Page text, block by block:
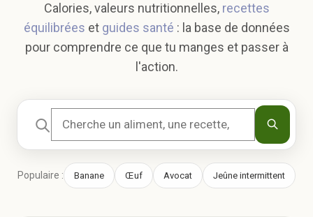
Calories, valeurs nutritionnelles, recettes
équilibrées et guides santé : la base de données
pour comprendre ce que tu manges et passer à
l'action.
Populaire : Banane Œuf Avocat Jeûne intermittent